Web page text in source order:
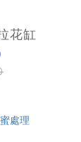
花缸